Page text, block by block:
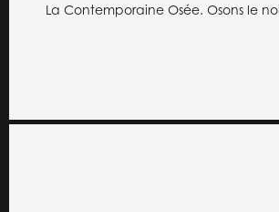
La Contemporaine Osée. Osons le